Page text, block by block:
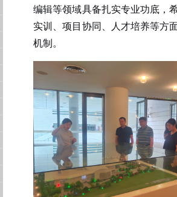
编辑等领域具备扎实专业功底 ，
实训、项目协同、人才培养等方
机制。